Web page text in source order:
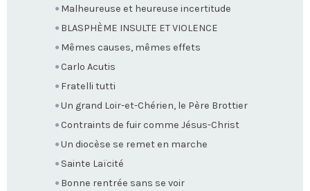
Malheureuse et heureuse incertitude
BLASPHÈME INSULTE ET VIOLENCE
Mêmes causes, mêmes effets
Carlo Acutis
Fratelli tutti
Un grand Loir-et-Chérien, le Père Brottier
Contraints de fuir comme Jésus-Christ
Un diocèse se remet en marche
Sainte Laïcité
Bonne rentrée sans se voir